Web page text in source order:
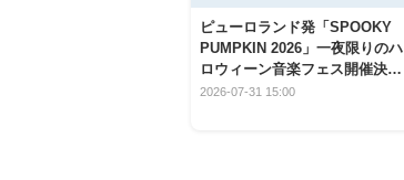
ピューロランド発「SPOOKY
PUMPKIN 2026」一夜限りのハ
ロウィーン音楽フェス開催決
定！
2026-07-31 15:00